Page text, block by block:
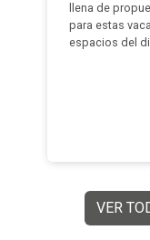
llena de
para estas
espacios del
VER